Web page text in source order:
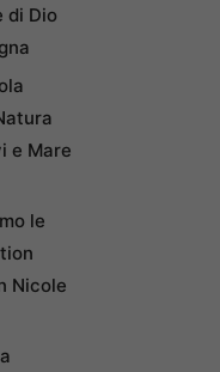
di Dio
e Mare
le
Nicole